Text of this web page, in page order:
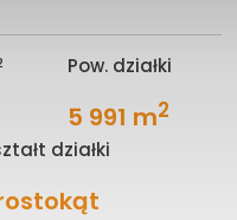
Pow. działki
5 991 m2
działki